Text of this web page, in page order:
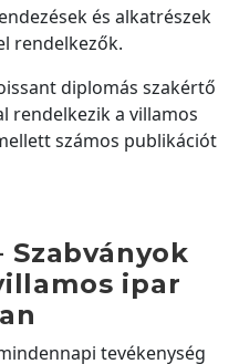
és alkatrészek
rendelkezők.
diplomás szakértő
rendelkezik a villamos
számos publikációt
Szabványok
ipar
tevékenység